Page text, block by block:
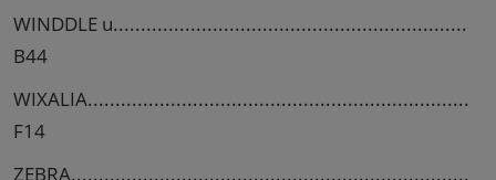
WINDDLE u................................................................
B44
WIXALIA.....................................................................
F14
ZEBRA........................................................................